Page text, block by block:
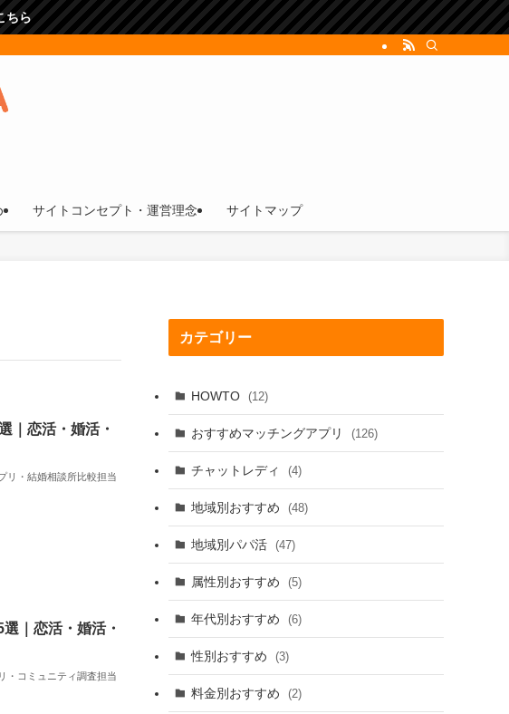
ちら
サイトコンセプト・運営理念 サイトマップ
｜恋活・婚活・
リ・結婚相談所比較担当
｜恋活・婚活・
・コミュニティ調査担当
カテゴリー
HOWTO (12)
おすすめマッチングアプリ (126)
チャットレディ (4)
地域別おすすめ (48)
地域別パパ活 (47)
属性別おすすめ (5)
年代別おすすめ (6)
性別おすすめ (3)
料金別おすすめ (2)